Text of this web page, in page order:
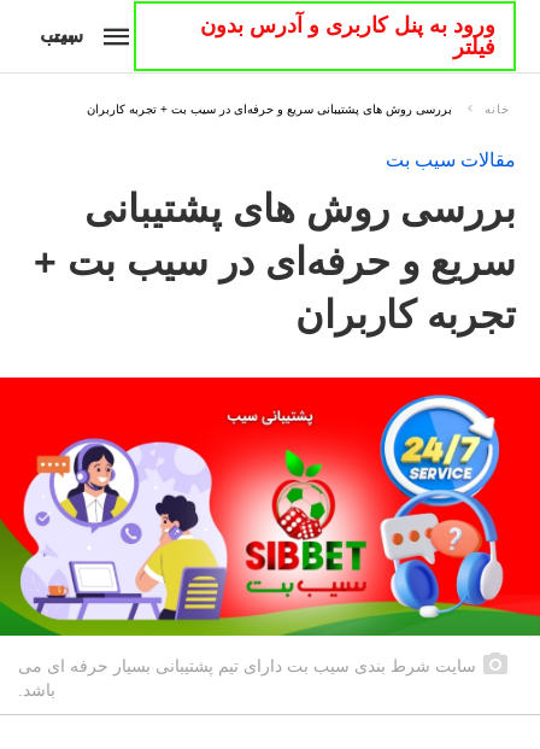
سیب بت
ورود به پنل کاربری و آدرس بدون
فیلتر
خانه بررسی روش های پشتیبانی سریع و حرفه‌ای در سیب بت + تجربه کاربران
مقالات سیب بت
بررسی روش های پشتیبانی
سریع و حرفه‌ای در سیب بت +
تجربه کاربران
سایت شرط بندی سیب بت دارای تیم پشتیبانی بسیار حرفه ای می
باشد.